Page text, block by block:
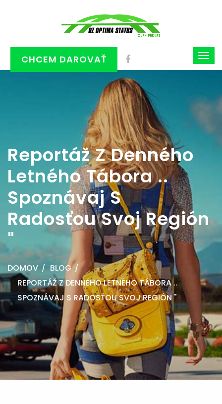
CHCEM DAROVAŤ
Reportáž Z Denného
Letného Tábora ..
Spoznávaj S
Radosťou Svoj Región
"
DOMOV
BLOG
REPORTÁŽ Z DENNÉHO LETNÉHO TÁBORA ..
SPOZNÁVAJ S RADOSŤOU SVOJ REGIÓN "